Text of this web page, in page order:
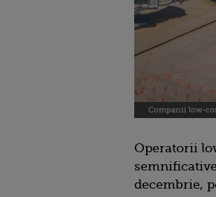
Companii low-
Operatorii
decembrie,